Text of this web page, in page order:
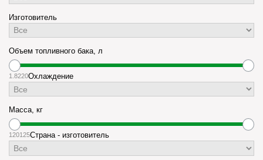
Изготовитель
Объем топливного бака, л
1.8220Охлаждение
Масса, кг
120125Страна - изготовитель